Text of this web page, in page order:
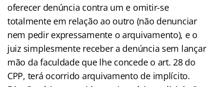
oferecer denúncia contra um e omitir-se
totalmente em relação ao outro (não denunciar
nem pedir expressamente o arquivamento), e o
juiz simplesmente receber a denúncia sem lançar
mão da faculdade que lhe concede o art. 28 do
CPP, terá ocorrido arquivamento de implícito.